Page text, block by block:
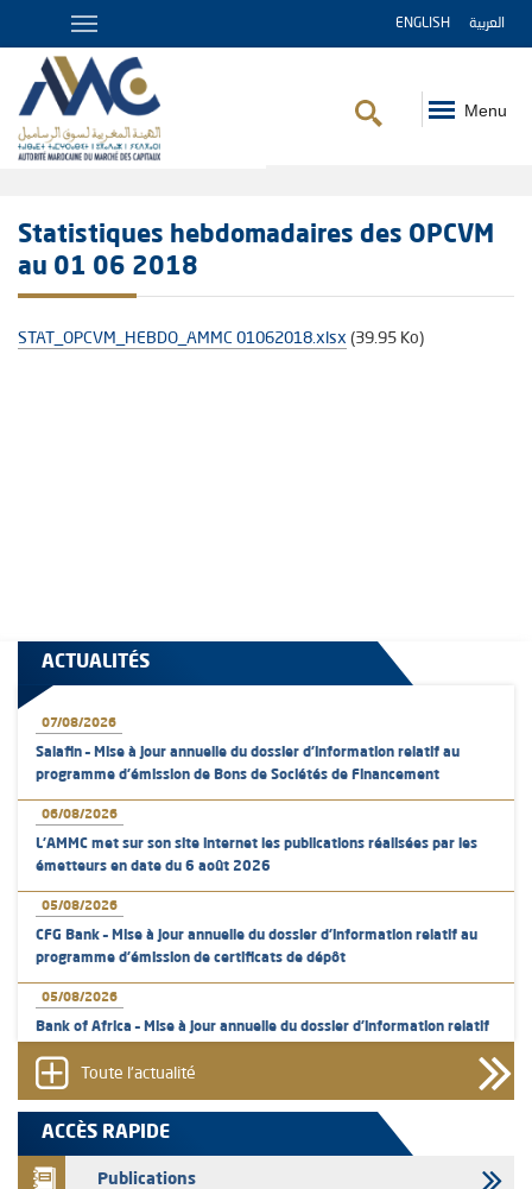
ENGLISH العربية
Menu
Statistiques hebdomadaires des OPCVM
au 01 06 2018
STAT_OPCVM_HEBDO_AMMC 01062018.xlsx (39.95 Ko)
ACTUALITÉS
07/08/2026
Salafin – Mise à jour annuelle du dossier d’information relatif au
programme d'émission de Bons de Sociétés de Financement
06/08/2026
L’AMMC met sur son site internet les publications réalisées par les
émetteurs en date du 6 août 2026
05/08/2026
CFG Bank – Mise à jour annuelle du dossier d’information relatif au
programme d'émission de certificats de dépôt
05/08/2026
Bank of Africa – Mise à jour annuelle du dossier d’information relatif
05/08/2026
L’AMMC met sur son site internet les publications réalisées par les
émetteurs en date du 5 août 2026
04/08/2026
Toute l'actualité
ACCÈS RAPIDE
Publications